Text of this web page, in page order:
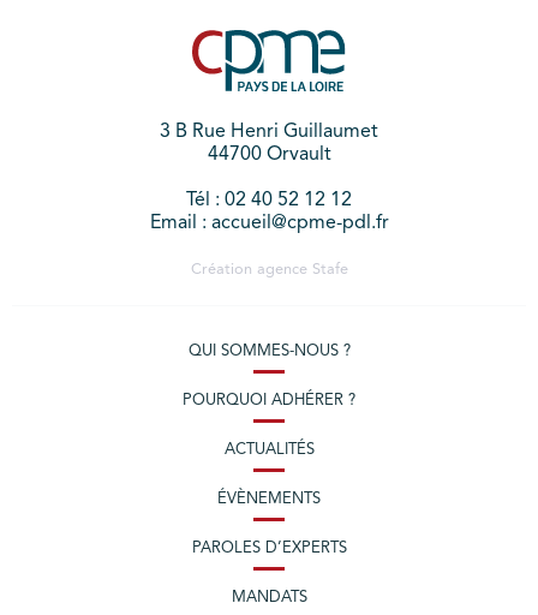
3 B Rue Henri Guillaumet
44700 Orvault
Tél : 02 40 52 12 12
Email : accueil@cpme-pdl.fr
Création agence Stafe
QUI SOMMES-NOUS ?
POURQUOI ADHÉRER ?
ACTUALITÉS
ÉVÈNEMENTS
PAROLES D’EXPERTS
MANDATS